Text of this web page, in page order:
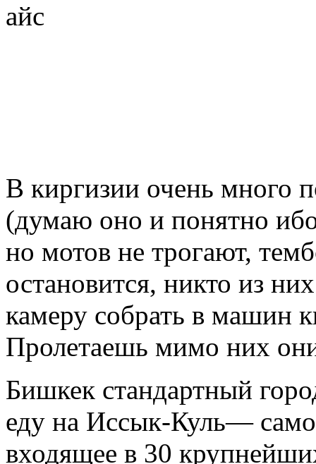
айс
В киргизии очень много
(думаю оно и понятно
но мотов не трогают,
остановится, никто из
камеру собрать в машин
Пролетаешь мимо них
Бишкек стандартный
еду на Иссык-Куль—
входящее в 30